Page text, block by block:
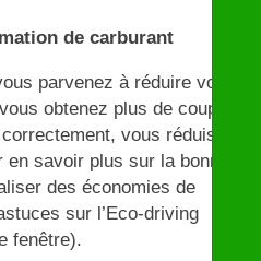
de carburant
parvenez à réduire votre
obtenez plus de couple.
vous réduisez
savoir plus sur la bonne
des économies de
sur l’Eco-driving
fenêtre).